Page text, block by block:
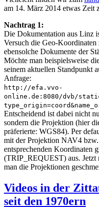
am 14. März 2014 etwas Zeit
Nachtrag 1:
Die Dokumentation aus Linz
Versuch die Geo-
ebensolche Dokumente der
Möchte man beispielsweise
seinem aktuellen Standpunkt
Anfrage:
http://efa.vvo-
online.de:8080/dvb/static/
Entscheidend ist dabei nicht
sondern die Projektion (hier
präferierte: WGS84). Per
mit der Projektion NAV4 bzw.
entsprechenden Koordinaten
(TRIP_REQUEST) aus. Jetzt
man die Projektionen
Videos in der
seit den 1970ern